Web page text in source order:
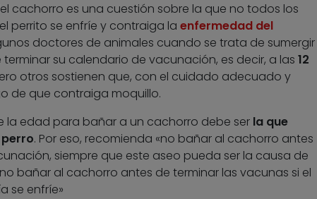
cachorro es una cuestión sobre la que no todos los
perrito se enfríe y contraiga la enfermedad del
doctores de animales cuando se trata de sumergir
su calendario de vacunación, es decir, a las 12
otros sostienen que, con el cuidado adecuado y
de que contraiga moquillo.
la edad para bañar a un cachorro debe ser la que
. Por eso, recomienda «no bañar al cachorro antes
siempre que este aseo pueda ser la causa de
bañar al cachorro antes de terminar las vacunas si el
se enfríe»